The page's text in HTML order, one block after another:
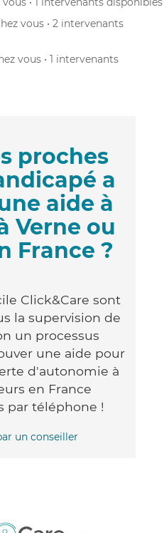
vous • 2 intervenants
vous • 1 intervenants
proches
a
aide à
Verne ou
France ?
Click&Care sont
la supervision de
un processus
une aide pour
d'autonomie à
en France
par téléphone !
un conseiller